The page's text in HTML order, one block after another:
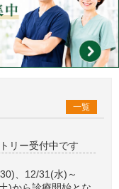
一覧
リー受付中です
、12/31(水)～